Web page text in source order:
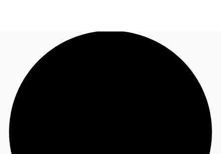
Blog
Données marchés
Appelez maintenant